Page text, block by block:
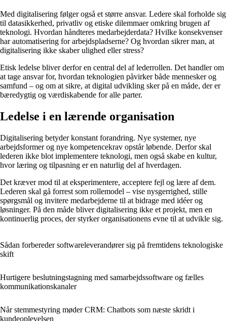
Med digitalisering følger også et større ansvar. Ledere skal forholde sig
til datasikkerhed, privatliv og etiske dilemmaer omkring brugen af
teknologi. Hvordan håndteres medarbejderdata? Hvilke konsekvenser
har automatisering for arbejdspladserne? Og hvordan sikrer man, at
digitalisering ikke skaber ulighed eller stress?
Etisk ledelse bliver derfor en central del af lederrollen. Det handler om
at tage ansvar for, hvordan teknologien påvirker både mennesker og
samfund – og om at sikre, at digital udvikling sker på en måde, der er
bæredygtig og værdiskabende for alle parter.
Ledelse i en lærende organisation
Digitalisering betyder konstant forandring. Nye systemer, nye
arbejdsformer og nye kompetencekrav opstår løbende. Derfor skal
lederen ikke blot implementere teknologi, men også skabe en kultur,
hvor læring og tilpasning er en naturlig del af hverdagen.
Det kræver mod til at eksperimentere, acceptere fejl og lære af dem.
Lederen skal gå forrest som rollemodel – vise nysgerrighed, stille
spørgsmål og invitere medarbejderne til at bidrage med idéer og
løsninger. På den måde bliver digitalisering ikke et projekt, men en
kontinuerlig proces, der styrker organisationens evne til at udvikle sig.
Sådan forbereder softwareleverandører sig på fremtidens teknologiske
skift
Hurtigere beslutningstagning med samarbejdssoftware og fælles
kommunikationskanaler
Når stemmestyring møder CRM: Chatbots som næste skridt i
kundeoplevelsen